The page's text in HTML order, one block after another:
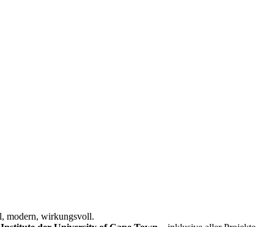
modern, wirkungsvoll.